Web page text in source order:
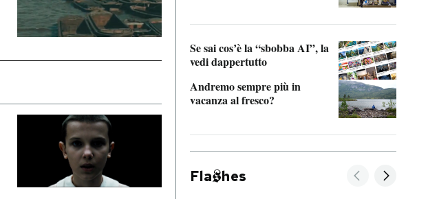
Se sai cos’è la “sbobba AI”, la
vedi dappertutto
Andremo sempre più in
vacanza al fresco?
Fla hes